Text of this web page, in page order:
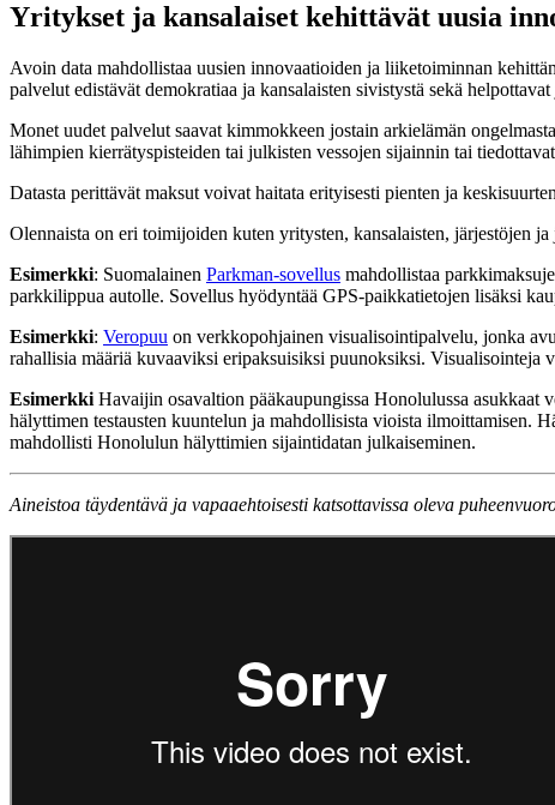
Yritykset ja kansalaiset kehittävät uusia
Avoin data mahdollistaa uusien innovaatioiden ja liiketoiminnan
palvelut edistävät demokratiaa ja kansalaisten sivistystä sekä
Monet uudet palvelut saavat kimmokkeen jostain arkielämän
lähimpien kierrätyspisteiden tai julkisten vessojen sijainnin tai
Datasta perittävät maksut voivat haitata erityisesti pienten ja
Olennaista on eri toimijoiden kuten yritysten, kansalaisten, järjestöjen
Esimerkki: Suomalainen Parkman-sovellus mahdollistaa
parkkilippua autolle. Sovellus hyödyntää GPS-paikkatietojen lisäksi
Esimerkki: Veropuu on verkkopohjainen visualisointipalvelu, jonka
rahallisia määriä kuvaaviksi eripaksuisiksi puunoksiksi. Visualisointeja
Esimerkki Havaijin osavaltion pääkaupungissa Honolulussa
hälyttimen testausten kuuntelun ja mahdollisista vioista ilmoittamisen.
mahdollisti Honolulun hälyttimien sijaintidatan julkaiseminen.
Aineistoa täydentävä ja vapaaehtoisesti katsottavissa oleva